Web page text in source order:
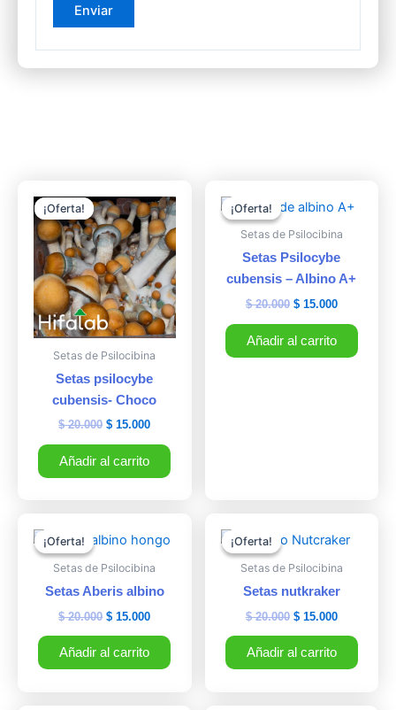
¡Oferta!
¡Oferta!
Setas de Psilocibina
Setas psilocybe
cubensis- Choco
$20.000
precio
original
era:
$ 20.000.
$ 15.000
precio
actual
es:
$ 15.000.
Añadir al carrito
¡Oferta!
¡Oferta!
Setas de Psilocibina
Setas Psilocybe
cubensis – Albino A+
$20.000
precio
original
era:
$15.000
precio
es:
Añadir al carrito
¡Oferta!
¡Oferta!
Setas de Psilocibina
Setas Aberis albino
$20.000
precio
era:
$ 15.000
precio
actual
es:
Añadir al carrito
¡Oferta!
¡Oferta!
Setas de Psilocibina
Setas nutkraker
$20.000
precio
era:
$15.000
precio
es:
Añadir al carrito